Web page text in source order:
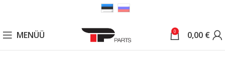
MENÜÜ 0 0,00 €